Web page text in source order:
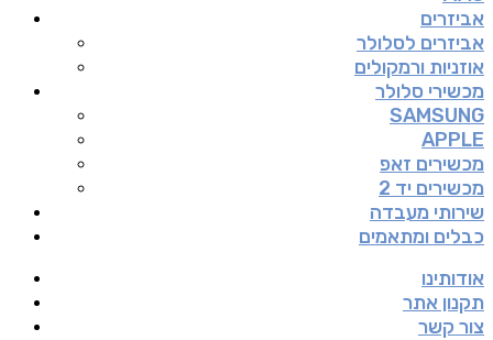
אביזרים
אביזרים לסלולר
אוזניות ורמקולים
מכשירי סלולר
SAMSUNG
APPLE
מכשירים זאפ
מכשירים יד 2
שירותי מעבדה
כבלים ומתאמים
אודותינו
תקנון אתר
צור קשר